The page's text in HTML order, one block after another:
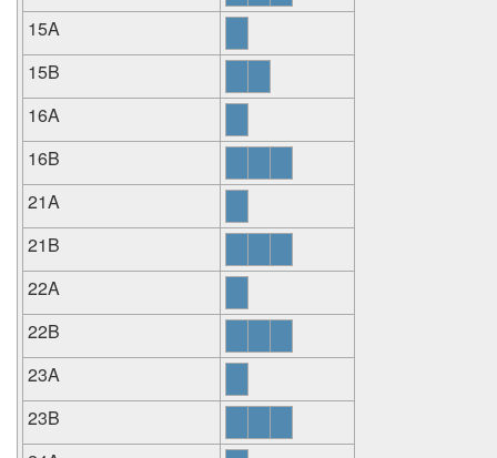
15A
15B
16A
16B
21A
21B
22A
22B
23A
23B